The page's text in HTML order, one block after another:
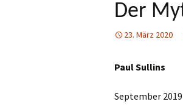
Der
23. März 2020
Paul Sullins
September 2019